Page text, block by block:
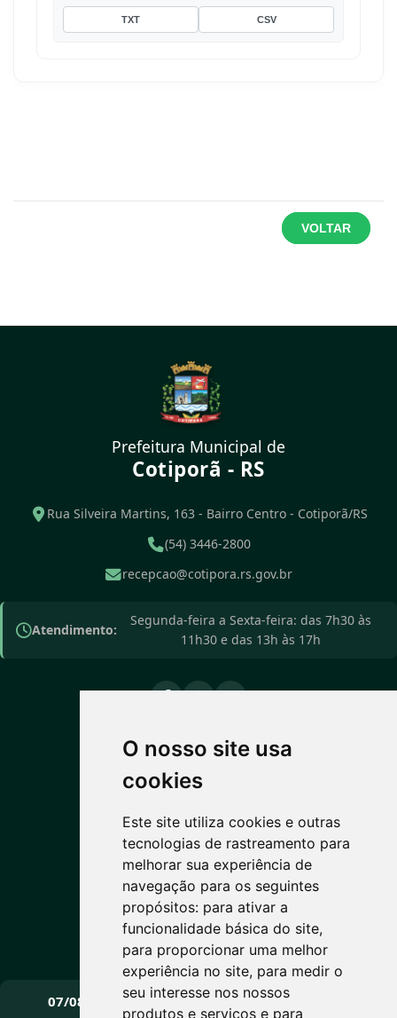
O nosso site usa
cookies
Este site utiliza cookies e outras
tecnologias de rastreamento para
melhorar sua experiência de
navegação para os seguintes
propósitos: para ativar a
funcionalidade básica do site,
para proporcionar uma melhor
experiência no site, para medir o
seu interesse nos nossos
produtos e serviços e para
TXT CSV
VOLTAR
Prefeitura Municipal de
Cotiporã - RS
Rua Silveira Martins, 163 - Bairro Centro - Cotiporã/RS
(54) 3446-2800
recepcao@cotipora.rs.gov.br
Atendimento:
Segunda-feira a Sexta-feira: das 7h30 às
11h30 e das 13h às 17h
PREVISÃO DO TEMPO
14°C
Nublado
Máx: 15° • Mín: 6°
Vento: 7.3 km/h
07/08 08/08